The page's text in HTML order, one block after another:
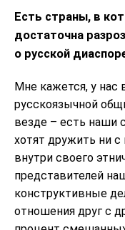
Есть страны, в
достаточна
о русской
Мне кажется, у нас
русскоязычной
везде – есть наши
хотят дружить ни
внутри своего
представителей
конструктивные
отношения друг с